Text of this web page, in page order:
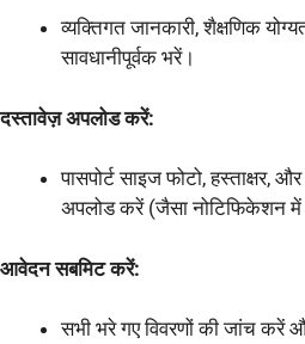
व्यक्तिगत जानकारी, शैक्षणिक
सावधानीपूर्वक भरें।
दस्तावेज़ अपलोड करें:
पासपोर्ट साइज फोटो, हस्ताक्षर,
अपलोड करें (जैसा नोटिफिकेशन में
आवेदन सबमिट करें:
सभी भरे गए विवरणों की जांच करें